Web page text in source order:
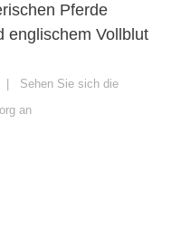
Pferde
englischem Vollblut
| Sehen Sie sich die
an